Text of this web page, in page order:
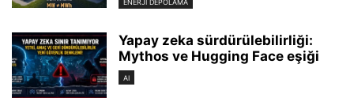
ENERJI DEPOLAMA
Yapay zeka sürdürülebilirliği:
Mythos ve Hugging Face eşiği
AI